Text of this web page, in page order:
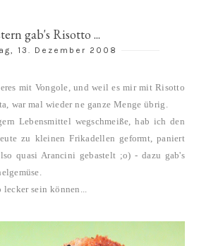
gab's Risotto ...
13. Dezember 2008
mit Vongole, und weil es mir mit Risotto
war mal wieder ne ganze Menge übrig.
Lebensmittel wegschmeiße, hab ich den
zu kleinen Frikadellen geformt, paniert
quasi Arancini gebastelt ;o) - dazu gab's
lecker sein können...